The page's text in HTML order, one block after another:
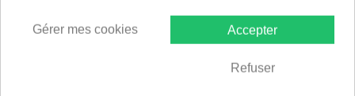
Accepter
Refuser
Gérer mes cookies